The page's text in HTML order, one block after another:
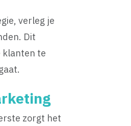
verleg je
Dit
klanten te
zorgt het